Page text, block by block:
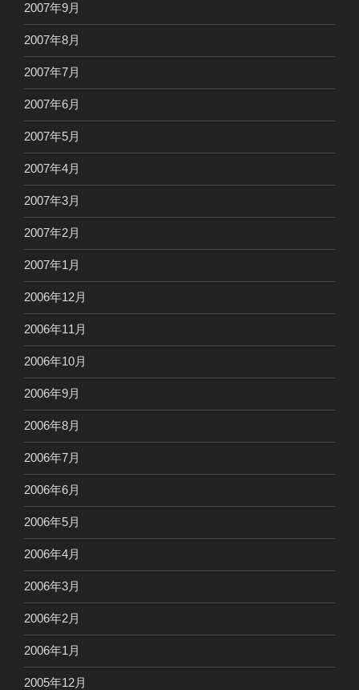
2007年9月
2007年8月
2007年7月
2007年6月
2007年5月
2007年4月
2007年3月
2007年2月
2007年1月
2006年12月
2006年11月
2006年10月
2006年9月
2006年8月
2006年7月
2006年6月
2006年5月
2006年4月
2006年3月
2006年2月
2006年1月
2005年12月